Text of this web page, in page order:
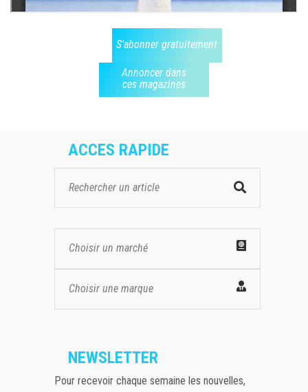
S'abonner gratuitement
Annoncer dans
ces magazines
ACCES RAPIDE
Choisir un marché
Choisir une marque
NEWSLETTER
Pour recevoir chaque semaine les nouvelles,